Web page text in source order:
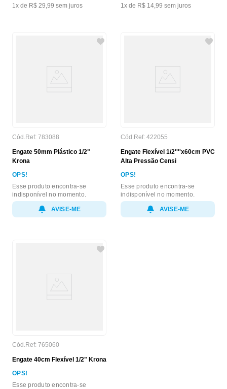
1x de R$ 29,99 sem juros 1x de R$ 14,99 sem juros
Cód.Ref: 783088
Engate 50mm Plástico 1/2"
Krona
OPS!
Esse produto encontra-se
indisponível no momento.
AVISE-ME
Cód.Ref: 422055
Engate Flexível 1/2''''x60cm PVC
Alta Pressão Censi
OPS!
Esse produto encontra-se
indisponível no momento.
AVISE-ME
Cód.Ref: 765060
Engate 40cm Flexível 1/2" Krona
OPS!
Esse produto encontra-se